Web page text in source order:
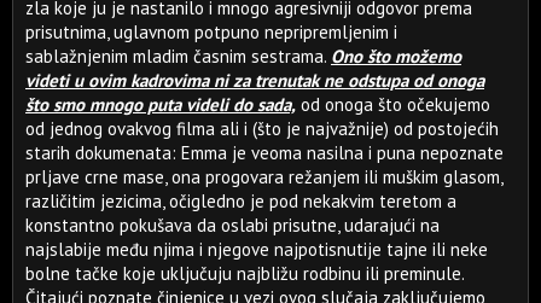
zla koje ju je nastanilo i mnogo agresivniji odgovor prema
prisutnima, uglavnom potpuno nepripremljenim i
sablažnjenim mladim časnim sestrama. Ono što možemo
videti u ovim kadrovima ni za trenutak ne odstupa od onoga
što smo mnogo puta videli do sada, od onoga što očekujemo
od jednog ovakvog filma ali i (što je najvažnije) od postojećih
starih dokumenata: Emma je veoma nasilna i puna nepoznate
prljave crne mase, ona progovara režanjem ili muškim glasom,
različitim jezicima, očigledno je pod nekakvim teretom a
konstantno pokušava da oslabi prisutne, udarajući na
najslabije među njima i njegove najpotisnutije tajne ili neke
bolne tačke koje uključuju najbližu rodbinu ili preminule.
Čitajući poznate činjenice u vezi ovog slučaja zaključujemo